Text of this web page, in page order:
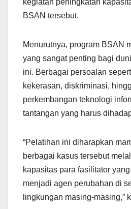
BSAN tersebut.
Menurutnya, program BSAN
yang sangat penting bagi
ini. Berbagai persoalan
kekerasan, diskriminasi,
perkembangan teknologi
tantangan yang harus
“Pelatihan ini diharapkan
berbagai kasus tersebut
kapasitas para fasilitator
menjadi agen perubahan di
lingkungan masing-masing,”